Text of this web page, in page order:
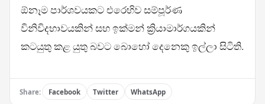
ඕනෑම පාර්ශවයකට එරෙහිව සම්පූර්ණ
විනිවිදභාවයකින් සහ ඉක්මන් ක්‍රියාමාර්ගයකින්
කටයුතු කළ යුතු බවට බොහෝ දෙනෙකු ඉල්ලා සිටිති.
Share: Facebook Twitter WhatsApp